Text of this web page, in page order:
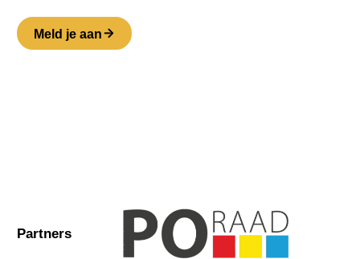
Meld je aan
Partners